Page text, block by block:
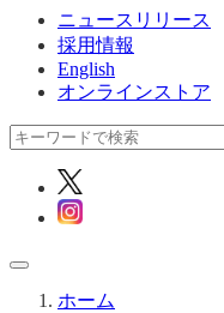
ニュースリリース
採用情報
English
オンラインストア
ホーム